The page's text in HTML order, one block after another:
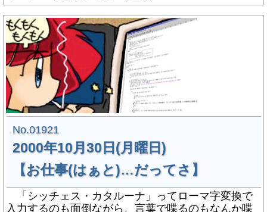
No.01921
2000年10月30日(月曜日)
【お仕事(はぁと)…だってさ】
「シッチェス・カタルーナ」ってローマ字変換で
入力するのも面倒ながら、言葉で喋るのもなんか喋